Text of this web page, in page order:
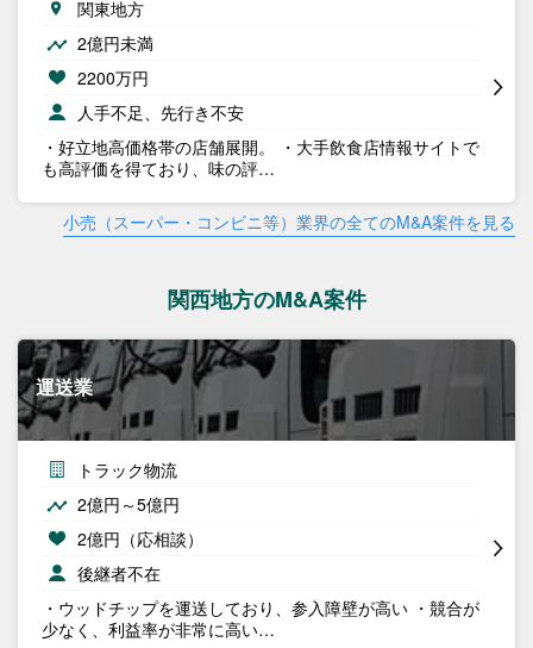
関東地方
2億円未満
2200万円
人手不足、先行き不安
・好立地高価格帯の店舗展開。 ・大手飲食店情報サイトで
も高評価を得ており、味の評…
小売（スーパー・コンビニ等）業界の全てのM&A案件を見る
関西地方のM&A案件
運送業
トラック物流
2億円～5億円
2億円（応相談）
後継者不在
・ウッドチップを運送しており、参入障壁が高い ・競合が
少なく、利益率が非常に高い…